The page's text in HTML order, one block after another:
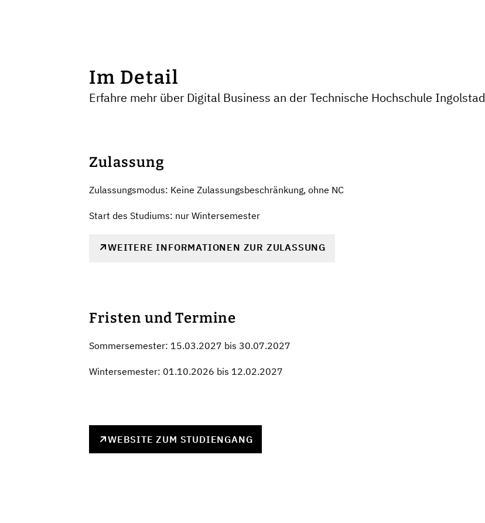
Im Detail
Erfahre mehr über Digital Business an der Technische Hochschule
Zulassung
Zulassungsmodus: Keine Zulassungsbeschränkung, ohne NC
Start des Studiums: nur Wintersemester
WEITERE INFORMATIONEN ZUR ZULASSUNG
Fristen und Termine
Sommersemester: 15.03.2027 bis 30.07.2027
Wintersemester: 01.10.2026 bis 12.02.2027
WEBSITE ZUM STUDIENGANG